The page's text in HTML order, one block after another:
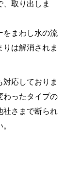
取り出しま
をまわし水の流
は解消されま
応しておりま
わったタイプの
社さまで断られ